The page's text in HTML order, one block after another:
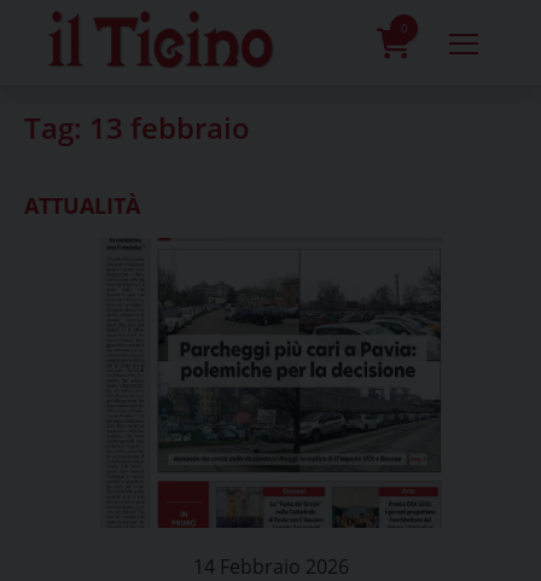
content
0
Tag: 13 febbraio
ATTUALITÀ
14 Febbraio 2026